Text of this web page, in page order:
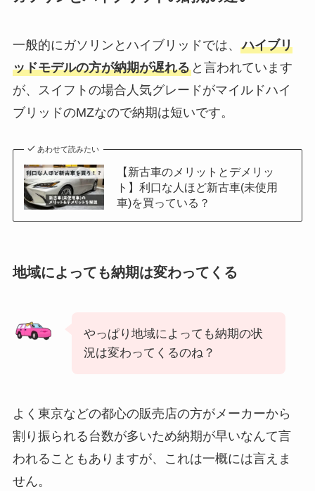
一般的にガソリンとハイブリッドでは、 ハイブリ
ッドモデルの方が納期が遅れると言われています
が、スイフトの場合人気グレードがマイルドハイ
ブリッドのMZなので納期は短いです。
あわせて読みたい
【新古車のメリットとデメリッ
ト】利口な人ほど新古車(未使用
車)を買っている？
地域によっても納期は変わってくる
やっぱり地域によっても納期の状
況は変わってくるのね？
よく東京などの都心の販売店の方がメーカーから
割り振られる台数が多いため納期が早いなんて言
われることもありますが、これは一概には言えま
せん。